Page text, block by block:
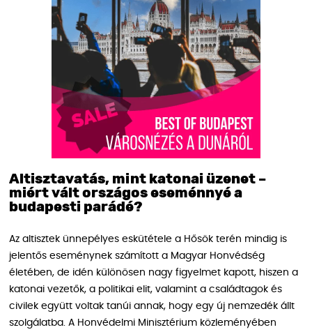
Altisztavatás, mint katonai üzenet –
miért vált országos eseménnyé a
budapesti parádé?
Az altisztek ünnepélyes eskütétele a Hősök terén mindig is
jelentős eseménynek számított a Magyar Honvédség
életében, de idén különösen nagy figyelmet kapott, hiszen a
katonai vezetők, a politikai elit, valamint a családtagok és
civilek együtt voltak tanúi annak, hogy egy új nemzedék állt
szolgálatba. A Honvédelmi Minisztérium közleményében